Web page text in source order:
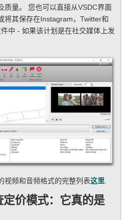
质量。 您也可以直接从VSDC界面
将其保存在Instagram，Twitter和
中 - 如果该计划是在社交媒体上发
视频和音频格式的完整列表这里.
价模式：它真的是